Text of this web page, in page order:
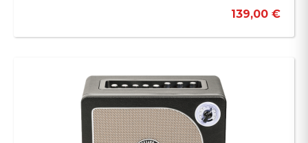
139,00 €